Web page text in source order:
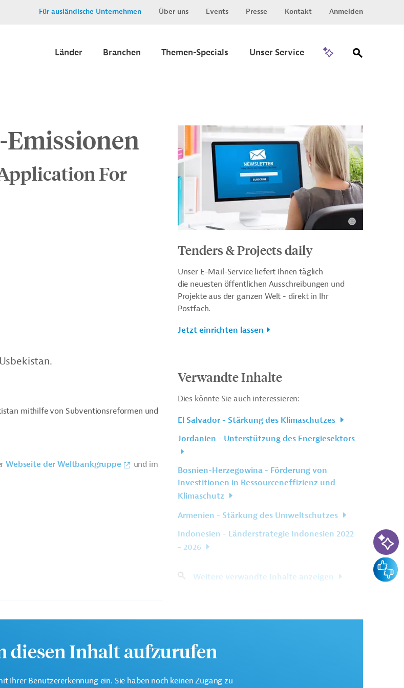
Für ausländische Unternehmen Über uns Events Presse Kontakt Anmelden
Länder Branchen Themen-Specials Unser Service
Emissionen
For
mithilfe von Subventionsreformen und
Webseite der Weltbankgruppe
und im
Tenders & Projects daily
Unser E-Mail-Service liefert Ihnen täglich
die neuesten öffentlichen Ausschreibungen und
Projekte aus der ganzen Welt - direkt in Ihr
Postfach.
Jetzt einrichten lassen
Verwandte Inhalte
Dies könnte Sie auch interessieren:
El Salvador - Stärkung des Klimaschutzes
Jordanien - Unterstützung des Energiesektors
Bosnien-Herzegowina - Förderung von
Investitionen in Ressourceneffizienz und
Klimaschutz
Armenien - Stärkung des Umweltschutzes
Indonesien - Länderstrategie Indonesien 2022
- 2026
Weitere verwandte Inhalte anzeigen
diesen Inhalt aufzurufen
Ihrer Benutzererkennung ein. Sie haben noch keinen Zugang zu
KI-